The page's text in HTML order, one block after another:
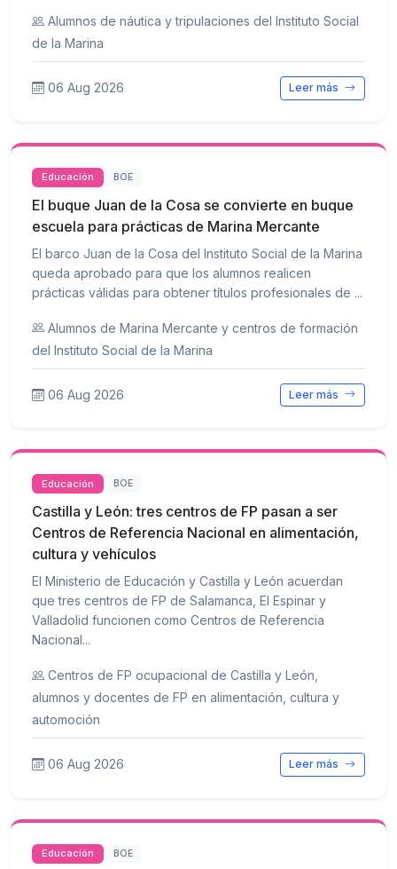
Alumnos de náutica y tripulaciones del Instituto Social
de la Marina
06 Aug 2026 Leer más
Educación BOE
El buque Juan de la Cosa se convierte en buque
escuela para prácticas de Marina Mercante
El barco Juan de la Cosa del Instituto Social de la Marina
queda aprobado para que los alumnos realicen
prácticas válidas para obtener títulos profesionales de ...
Alumnos de Marina Mercante y centros de formación
del Instituto Social de la Marina
06 Aug 2026 Leer más
Educación BOE
Castilla y León: tres centros de FP pasan a ser
Centros de Referencia Nacional en alimentación,
cultura y vehículos
El Ministerio de Educación y Castilla y León acuerdan
que tres centros de FP de Salamanca, El Espinar y
Valladolid funcionen como Centros de Referencia
Nacional...
Centros de FP ocupacional de Castilla y León,
alumnos y docentes de FP en alimentación, cultura y
automoción
06 Aug 2026 Leer más
Educación BOE